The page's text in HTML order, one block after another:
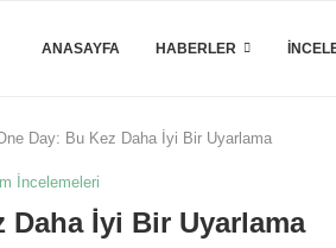
ANASAYFA HABERLER
Day: Bu Kez Daha İyi Bir Uyarlama
İncelemeleri
Daha İyi Bir Uyarlama